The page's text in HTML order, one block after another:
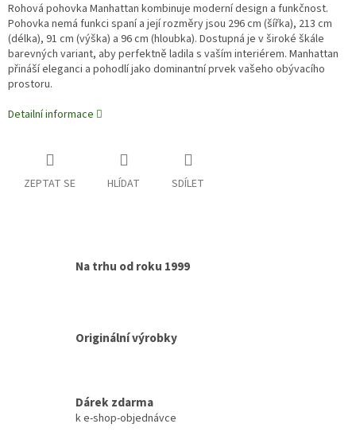
Rohová pohovka Manhattan kombinuje moderní design a funkčnost.
Pohovka nemá funkci spaní a její rozměry jsou 296 cm (šířka), 213 cm
(délka), 91 cm (výška) a 96 cm (hloubka). Dostupná je v široké škále
barevných variant, aby perfektně ladila s vaším interiérem. Manhattan
přináší eleganci a pohodlí jako dominantní prvek vašeho obývacího
prostoru.
Detailní informace
ZEPTAT SE HLÍDAT SDÍLET
Na trhu od roku 1999
Originální výrobky
Dárek zdarma
k e-shop-objednávce